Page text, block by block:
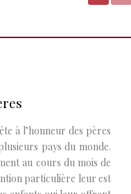
à l’honneur des pères
pays du monde.
au cours du mois de
particulière leur est